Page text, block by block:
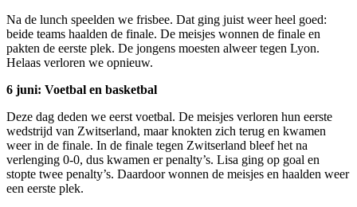
Na de lunch speelden we frisbee. Dat ging juist weer heel goed:
beide teams haalden de finale. De meisjes wonnen de finale en
pakten de eerste plek. De jongens moesten alweer tegen Lyon.
Helaas verloren we opnieuw.
6 juni: Voetbal en basketbal
Deze dag deden we eerst voetbal. De meisjes verloren hun eerste
wedstrijd van Zwitserland, maar knokten zich terug en kwamen
weer in de finale. In de finale tegen Zwitserland bleef het na
verlenging 0-0, dus kwamen er penalty’s. Lisa ging op goal en
stopte twee penalty’s. Daardoor wonnen de meisjes en haalden weer
een eerste plek.